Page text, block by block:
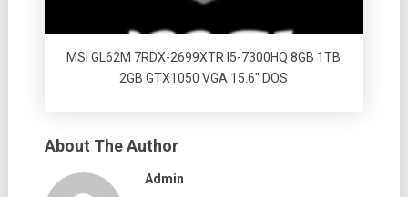
MSI GL62M 7RDX-2699XTR I5-7300HQ 8GB 1TB
2GB GTX1050 VGA 15.6″ DOS
About The Author
Admin